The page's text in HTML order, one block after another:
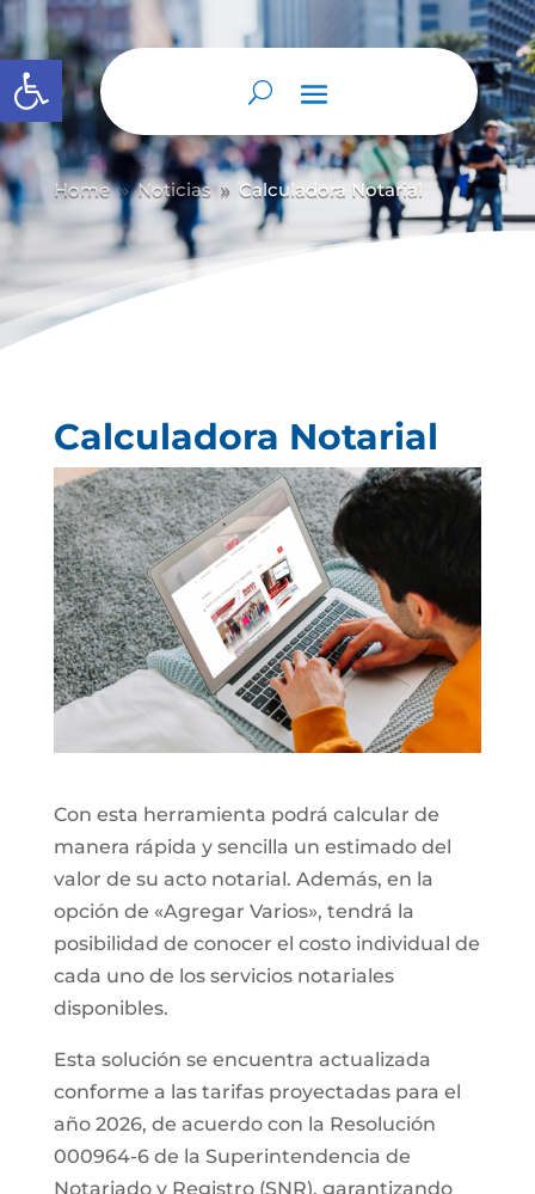
Abrir barra de herramientas
Home 9 Noticias 9 Calculadora Notarial
Calculadora Notarial
Con esta herramienta podrá calcular de
manera rápida y sencilla un estimado del
valor de su acto notarial. Además, en la
opción de «Agregar Varios», tendrá la
posibilidad de conocer el costo individual de
cada uno de los servicios notariales
disponibles.
Esta solución se encuentra actualizada
conforme a las tarifas proyectadas para el
año 2026, de acuerdo con la Resolución
000964-6 de la Superintendencia de
Notariado y Registro (SNR), garantizando